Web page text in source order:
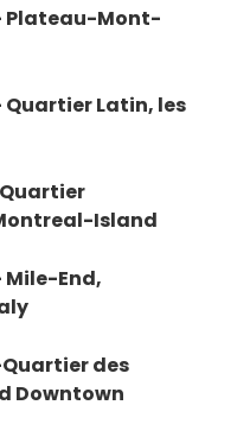
Plateau-Mont-
Latin, les
Island
End,
des
Downtown